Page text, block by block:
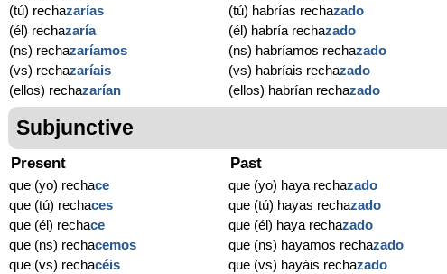
(tú) rechazarías
(él) rechazaría
(ns) rechazaríamos
(vs) rechazaríais
(ellos) rechazarían
(tú) habrías rechazado
(él) habría rechazado
(ns) habríamos rechazado
(vs) habríais rechazado
(ellos) habrían rechazado
Subjunctive
Present
que (yo) rechace
que (tú) rechaces
que (él) rechace
que (ns) rechacemos
que (vs) rechacéis
Past
que (yo) haya rechazado
que (tú) hayas rechazado
que (él) haya rechazado
que (ns) hayamos rechazado
que (vs) hayáis rechazado